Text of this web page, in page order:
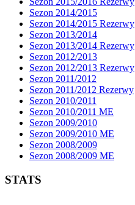
Sezon 2014/2015
Sezon 2014/2015 Rezerwy
Sezon 2013/2014
Sezon 2013/2014 Rezerwy
Sezon 2012/2013
Sezon 2012/2013 Rezerwy
Sezon 2011/2012
Sezon 2011/2012 Rezerwy
Sezon 2010/2011
Sezon 2010/2011 ME
Sezon 2009/2010
Sezon 2009/2010 ME
Sezon 2008/2009
Sezon 2008/2009 ME
STATS